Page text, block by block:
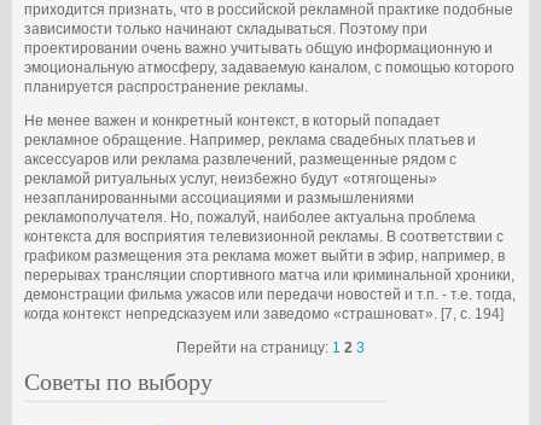
приходится признать, что в российской рекламной практике подобные
зависимости только начинают складываться. Поэтому при
проектировании очень важно учитывать общую информационную и
эмоциональную атмосферу, задаваемую каналом, с помощью которого
планируется распространение рекламы.
Не менее важен и конкретный контекст, в который попадает
рекламное обращение. Например, реклама свадебных платьев и
аксессуаров или реклама развлечений, размещенные рядом с
рекламой ритуальных услуг, неизбежно будут «отягощены»
незапланированными ассоциациями и размышлениями
рекламополучателя. Но, пожалуй, наиболее актуальна проблема
контекста для восприятия телевизионной рекламы. В соответствии с
графиком размещения эта реклама может выйти в эфир, например, в
перерывах трансляции спортивного матча или криминальной хроники,
демонстрации фильма ужасов или передачи новостей и т.п. - т.е. тогда,
когда контекст непредсказуем или заведомо «страшноват». [7, с. 194]
Перейти на страницу: 1 2 3
Советы по выбору